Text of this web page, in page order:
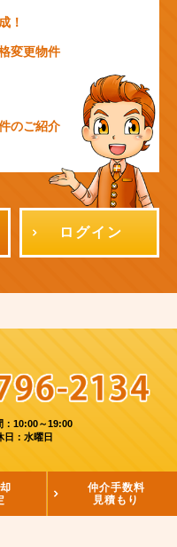
！
変更物件
のご紹介
ログイン
：10:00～19:00
日：水曜日
仲介手数料
見積もり